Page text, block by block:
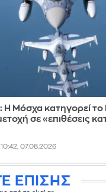
Η Μόσχα κατηγορεί το
σε «επιθέσεις
10:42, 07.08.2026
ΕΠΙΣΗΣ